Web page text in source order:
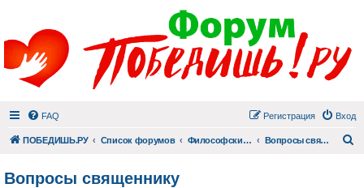
FAQ Вход
Регистрация
ПОБЕДИШЬ.РУ Список форумов Философский раздел Вопросы священнику
Вопросы священнику